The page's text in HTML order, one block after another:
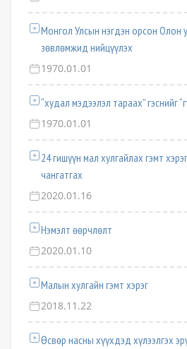
Монгол Улсын нэгдэн орсон Олон
зөвлөмжид нийцүүлэх
1970.01.01
“худал мэдээлэл тараах” гэснийг
1970.01.01
24 гишүүн мал хулгайлах гэмт
чангатгах
2020.01.16
Нэмэлт өөрчлөлт
2020.01.10
Малын хулгайн гэмт хэрэг
2018.11.22
Өсвөр насны хүүхдэд хүлээлгэх